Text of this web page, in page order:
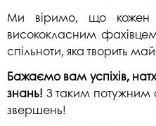
Ми віримо, що
висококласним
спільноти, яка творить
Бажаємо вам успіхів,
знань! З таким потужним
звершень!